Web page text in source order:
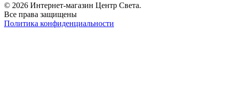
© 2026 Интернет-магазин Центр Света.
Все права защищены
Политика конфиденциальности